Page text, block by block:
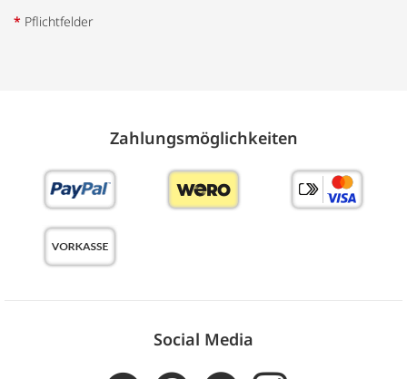
* Pflichtfelder
Zahlungs­möglich­keiten
Social Media